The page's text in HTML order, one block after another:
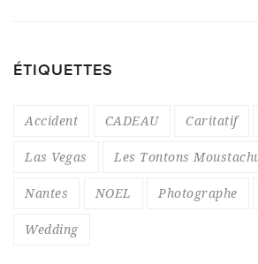
ÉTIQUETTES
Accident CADEAU Caritatif
Las Vegas Les Tontons
Nantes NOEL Photographe
Wedding